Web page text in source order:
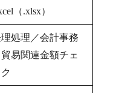
（.xlsx）
処理／会計事務
貿易関連金額チェ